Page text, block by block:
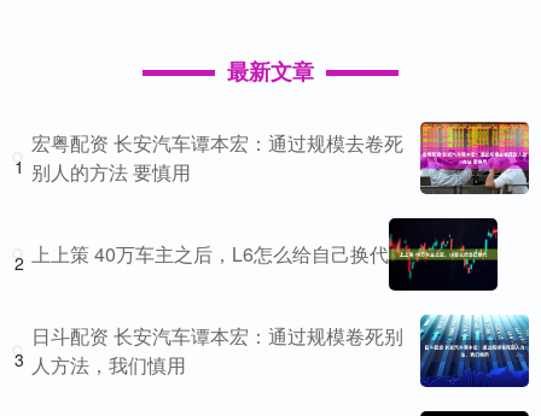
最新文章
1
宏粤配资 长安汽车谭本宏：通过规模去卷死
别人的方法 要慎用
2 上上策 40万车主之后，L6怎么给自己换代
3
日斗配资 长安汽车谭本宏：通过规模卷死别
人方法，我们慎用